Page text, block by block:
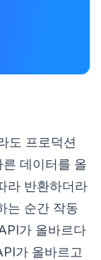
도 프로덕션
데이터를 올
라 반환하더라
는 순간 작동
가 올바르다
가 올바르고